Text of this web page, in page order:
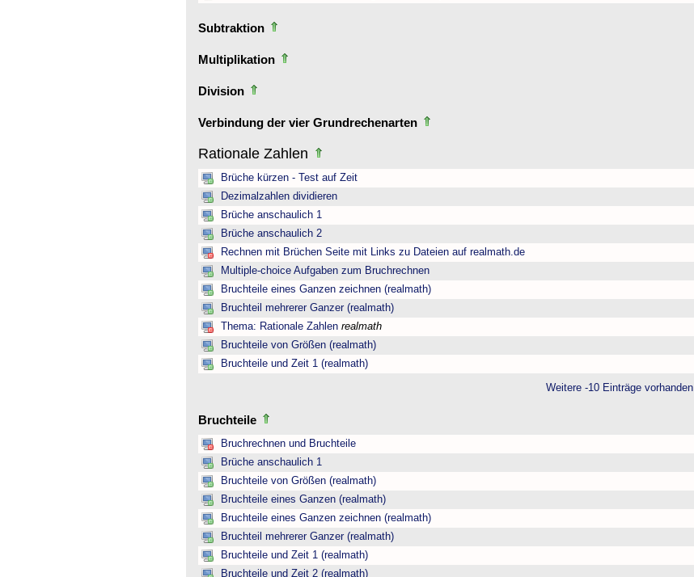
Subtraktion
Multiplikation
Division
Verbindung der vier Grundrechenarten
Rationale Zahlen
Brüche kürzen - Test auf Zeit
Dezimalzahlen dividieren
Brüche anschaulich 1
Brüche anschaulich 2
Rechnen mit Brüchen Seite mit Links zu Dateien auf realmath.de
Multiple-choice Aufgaben zum Bruchrechnen
Bruchteile eines Ganzen zeichnen (realmath)
Bruchteil mehrerer Ganzer (realmath)
Thema: Rationale Zahlen realmath
Bruchteile von Größen (realmath)
Bruchteile und Zeit 1 (realmath)
Weitere -10 Einträge vorhanden
Bruchteile
Bruchrechnen und Bruchteile
Brüche anschaulich 1
Bruchteile von Größen (realmath)
Bruchteile eines Ganzen (realmath)
Bruchteile eines Ganzen zeichnen (realmath)
Bruchteil mehrerer Ganzer (realmath)
Bruchteile und Zeit 1 (realmath)
Bruchteile und Zeit 2 (realmath)